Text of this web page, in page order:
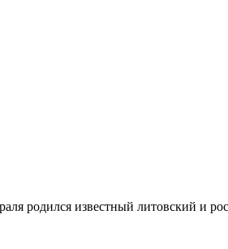
родился известный литовский и